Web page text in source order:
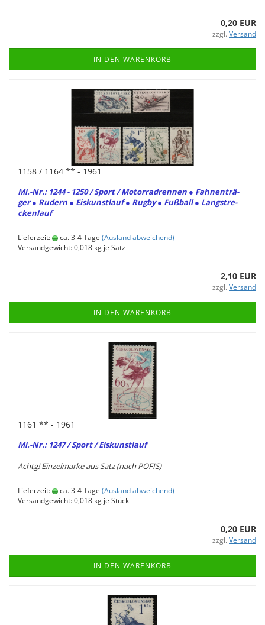
0,20 EUR
zzgl. Versand
IN DEN WARENKORB
1158 / 1164 ** - 1961
Mi.-Nr.: 1244 - 1250 / Sport / Mo­tor­rad­ren­nen ● Fah­nen­trä­
ger ● Ru­dern ● Eis­kunst­lauf ● Rugby ● Fuß­ball ● Lang­stre­
cken­lauf
Lieferzeit: ca. 3-4 Tage (Ausland abweichend)
Versandgewicht:0,018 kg je Satz
2,10 EUR
zzgl. Versand
IN DEN WARENKORB
1161 ** - 1961
Mi.-Nr.: 1247 / Sport / Eis­kunst­lauf
Achtg! Ein­zel­mar­ke aus Satz (nach POFIS)
Lieferzeit: ca. 3-4 Tage (Ausland abweichend)
Versandgewicht:0,018 kg je Stück
0,20 EUR
zzgl. Versand
IN DEN WARENKORB